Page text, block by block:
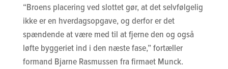
“Broens placering ved slottet gør, at det selvfølgelig
ikke er en hverdagsopgave, og derfor er det
spændende at være med til at fjerne den og også
løfte byggeriet ind i den næste fase,” fortæller
formand Bjarne Rasmussen fra firmaet Munck.